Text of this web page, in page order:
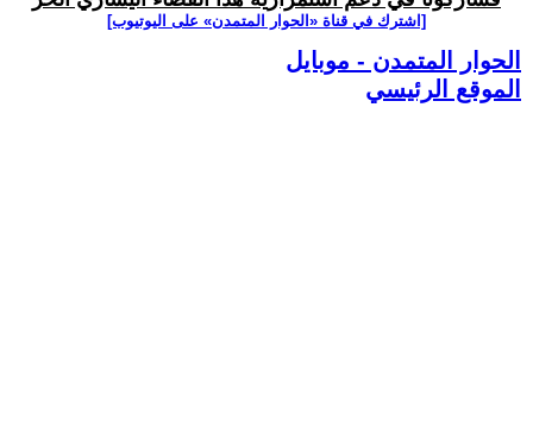
[اشترك في قناة ‫«الحوار المتمدن» على اليوتيوب]
الحوار المتمدن - موبايل
الموقع الرئيسي